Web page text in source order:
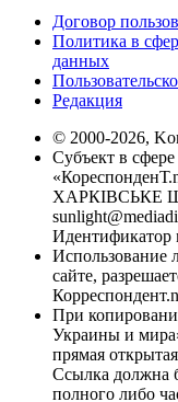
Договор
Политика в
данных
Редакция
© 2000-2026,
Субъект в
ХАРКІВСЬКЕ
Идентификатор
Использование
сайте,
При
Украины и
прямая
Ссылка должна
полного либо